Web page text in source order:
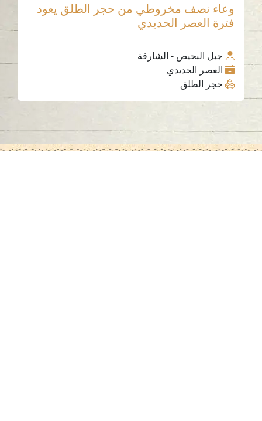
وعاء نصف مخروطي من حجر الطلق يعود
فترة العصر الحديدي
جبل البحيص - الشارقة
العصر الحديدي
حجر الطلق